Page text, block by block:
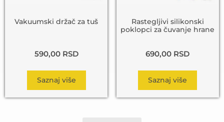
Vakuumski držač za tuš
590,00 RSD
Saznaj više
Rastegljivi silikonski
poklopci za čuvanje hrane
690,00 RSD
Saznaj više